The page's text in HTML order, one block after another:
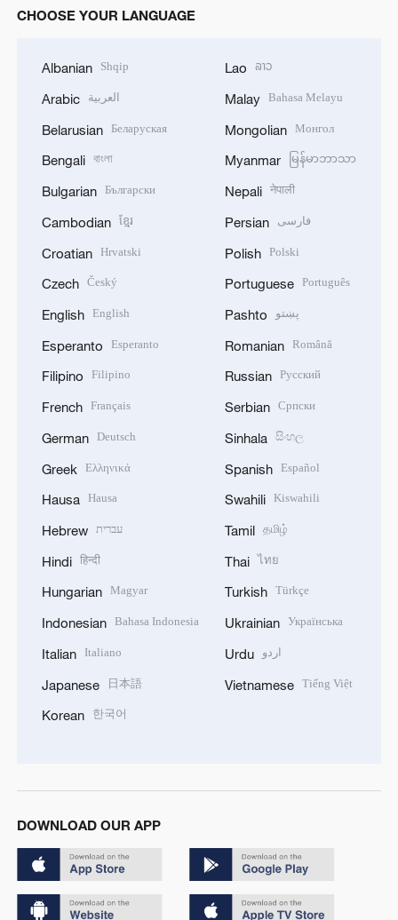
CHOOSE YOUR LANGUAGE
Albanian Shqip
Arabic العربية
Belarusian Беларуская
Bengali বাংলা
Bulgarian Български
Cambodian ខ្មែរ
Croatian Hrvatski
Czech Český
English English
Esperanto Esperanto
Filipino Filipino
French Français
German Deutsch
Greek Ελληνικά
Hausa Hausa
Hebrew עברית
Hindi हिन्दी
Hungarian Magyar
Indonesian Bahasa Indonesia
Italian Italiano
Japanese 日本語
Korean 한국어
Lao ລາວ
Malay Bahasa Melayu
Mongolian Монгол
Myanmar မြန်မာဘာသာ
Nepali नेपाली
Persian فارسی
Polish Polski
Portuguese Português
Pashto پښتو
Romanian Română
Russian Русский
Serbian Српски
Sinhala සිංහල
Spanish Español
Swahili Kiswahili
Tamil தமிழ்
Thai ไทย
Turkish Türkçe
Ukrainian Українська
Urdu اردو
Vietnamese Tiếng Việt
DOWNLOAD OUR APP